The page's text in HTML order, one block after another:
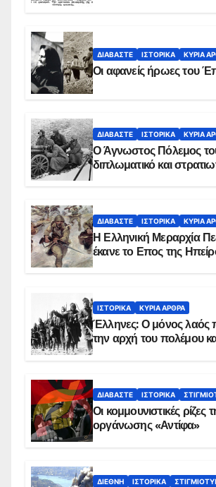
ΔΙΑΒΆΣΤΕ ΙΣΤΟΡΙΚΆ ΚΥΡΙΑ
Οι αφανείς ήρωες του
ΔΙΑΒΆΣΤΕ ΙΣΤΟΡΙΚΆ ΚΥΡΙΑ
Ο Άγνωστος Πόλεμος
διπλωματικό και
ΔΙΑΒΆΣΤΕ ΙΣΤΟΡΙΚΆ ΚΥΡΙΑ
Η Ελληνική Μεραρχία
έκανε το Επος της
ΙΣΤΟΡΙΚΆ ΚΥΡΙΑ ΑΡΘΡΑ
Έλληνες: Ο μόνος λαός
την αρχή του πολέμου
ΔΙΑΒΆΣΤΕ ΙΣΤΟΡΙΚΆ
Οι κομμουνιστικές ρίζες
οργάνωσης «Αντίφα»
ΔΙΕΘΝΉ ΙΣΤΟΡΙΚΆ